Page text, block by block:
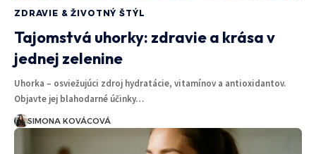
ZDRAVIE & ŽIVOTNÝ ŠTÝL
Tajomstvá uhorky: zdravie a krása v
jednej zelenine
Uhorka – osviežujúci zdroj hydratácie, vitamínov a antioxidantov.
Objavte jej blahodarné účinky…
SIMONA KOVÁCOVÁ